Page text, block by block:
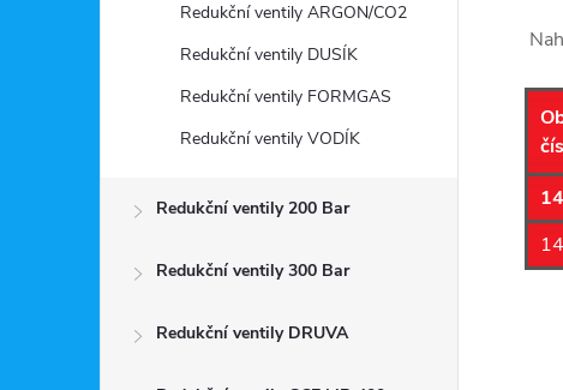
Redukční ventily ARGON/CO2
Redukční ventily DUSÍK
Redukční ventily FORMGAS
Redukční ventily VODÍK
Redukční ventily 200 Bar
Redukční ventily 300 Bar
Redukční ventily DRUVA